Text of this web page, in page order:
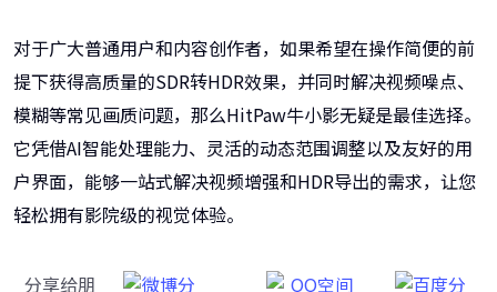
对于广大普通用户和内容创作者，如果希望在操作简便的前
提下获得高质量的SDR转HDR效果，并同时解决视频噪点、
模糊等常见画质问题，那么HitPaw牛小影无疑是最佳选择。
它凭借AI智能处理能力、灵活的动态范围调整以及友好的用
户界面，能够一站式解决视频增强和HDR导出的需求，让您
轻松拥有影院级的视觉体验。
分享给朋